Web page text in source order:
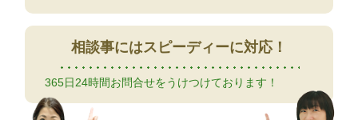
相談事にはスピーディーに対応！
365日24時間お問合せをうけつけております！